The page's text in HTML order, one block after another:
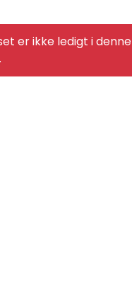
er ikke ledigt i denne